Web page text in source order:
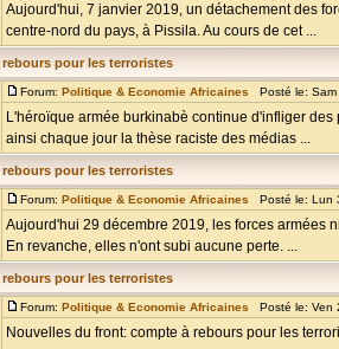
Aujourd'hui, 7 janvier 2019, un détachement des
centre-nord du pays, à Pissila. Au cours de cet ...
pour les terroristes
Forum: Politique & Economie Africaines Posté le:
L'héroïque armée burkinabè continue d'infliger
ainsi chaque jour la thèse raciste des médias ...
pour les terroristes
Forum: Politique & Economie Africaines Posté le: Lun
Aujourd'hui 29 décembre 2019, les forces armées
En revanche, elles n'ont subi aucune perte. ...
pour les terroristes
Forum: Politique & Economie Africaines Posté le: Ven
Nouvelles du front: compte à rebours pour les